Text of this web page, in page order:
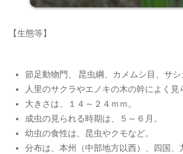
【生態等】
節足動物門、 昆虫綱、カメムシ目、サシ
人里のサクラやエノキの木の幹によく見
大きさは、１４～２４ｍｍ。
成虫の見られる時期は、５～６月。
幼虫の食性は、昆虫やクモなど。
分布は、本州（中部地方以西）、四国、